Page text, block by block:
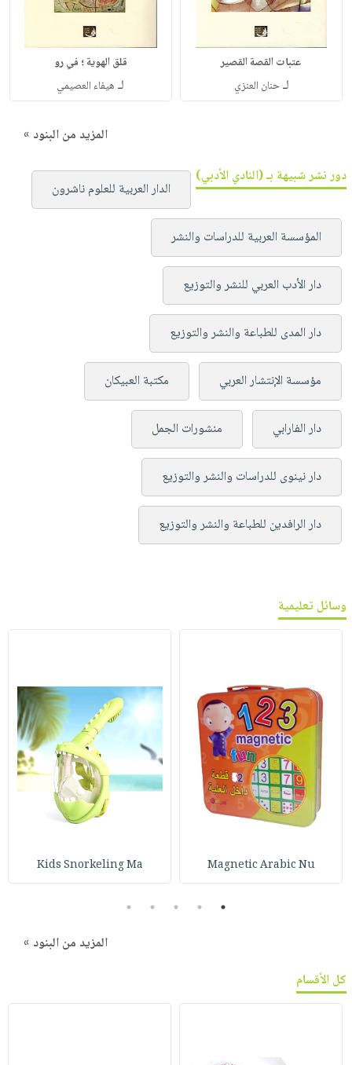
عتبات القصة القصير
لـحنان العنزي
قلق الهوية ؛ في رو
لـ هيفاء العصيمي
المزيد من البنود »
دور نشر شبيهة بـ (النادي الأدبي)
الدار العربية للعلوم ناشرون
المؤسسة العربية للدراسات والنشر
دار الأدب العربي للنشر والتوزيع
دار المدى للطباعة والنشر والتوزيع
مؤسسة الإنتشار العربي مكتبة العبيكان
دار الفارابي منشورات الجمل
دار نينوى للدراسات والنشر والتوزيع
دار الرافدين للطباعة والنشر والتوزيع
وسائل تعليمية
Magnetic Arabic Nu
Kids Snorkeling Ma
1
2
3
4
5
المزيد من البنود »
كل الأقسام